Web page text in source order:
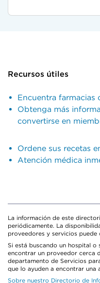
Recursos útiles
Encuentra farmacias
Obtenga más
convertirse en
Ordene sus recetas
Atención médica
La información de este
periódicamente. La
proveedores y servicios puede
Si está buscando un hospital o
encontrar un proveedor cerca
departamento de Servicios
que lo ayuden a encontrar una
Sobre nuestro Directorio de